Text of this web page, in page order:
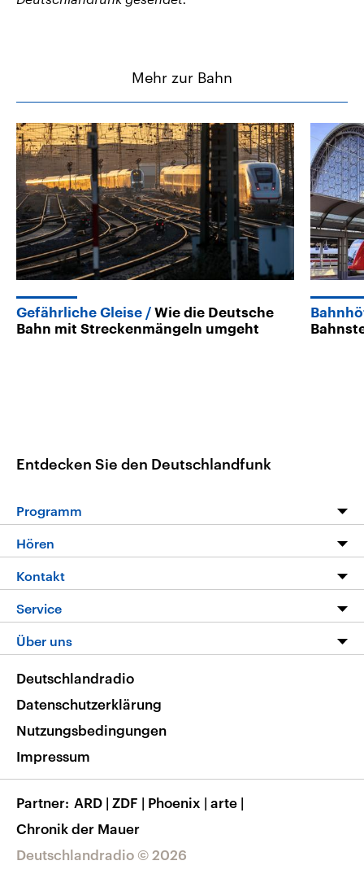
Mehr zur Bahn
Gefährliche Gleise
Wie die Deutsche
Bahn mit Streckenmängeln umgeht
Entdecken Sie den Deutschlandfunk
Programm
Programm
Die Nachrichten
Nachrichtenleicht
Neue Beiträge auf dlf.de
Hören
Livestream
Podcasts
Deutschlandfunk App
Nachrichten App
Frequenzen
Kontakt
Hörerservice
Service
FAQ
Veranstaltungen
Musikliste
RSS
Über uns
Barrierefreiheit
Deutschlandradio © 2026
Deutschlandradio
Datenschutzerklärung
Nutzungsbedingungen
Impressum
Partner ARD | ZDF | Phoenix | arte |
Chronik der Mauer